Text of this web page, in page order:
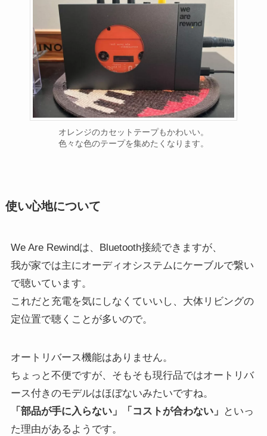
オレンジのカセットテープもかわいい。
色々な色のテープを集めたくなります。
使い心地について
We Are Rewindは、Bluetooth接続できますが、
我が家では主にオーディオシステムにケーブルで繋い
で聴いています。
これだと充電を気にしなくていいし、大体リビングの
定位置で聴くことが多いので。
オートリバース機能はありません。
ちょっと不便ですが、そもそも現行品ではオートリバ
ース付きのモデルはほぼないみたいですね。
「部品が手に入らない」「コストが合わない」
といっ
た理由があるようです。